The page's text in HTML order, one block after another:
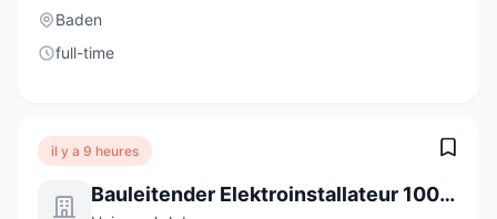
Baden
full-time
il y a 9 heures
Bauleitender Elektroinstallateur 100% (m/w/d)